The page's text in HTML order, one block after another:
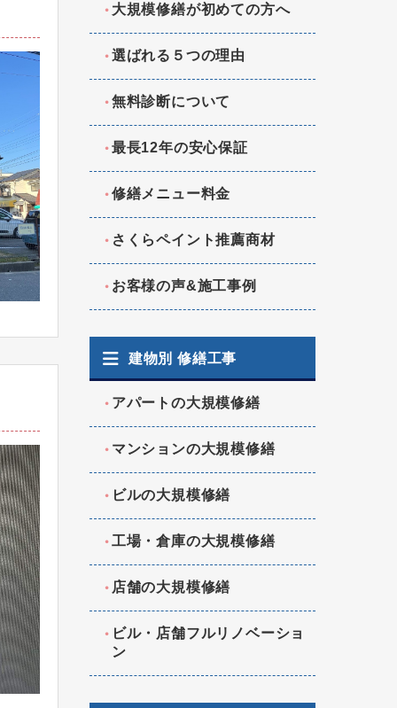
大規模修繕が初めての方へ
選ばれる５つの理由
無料診断について
最長12年の安心保証
修繕メニュー料金
さくらペイント推薦商材
お客様の声&施工事例
建物別 修繕工事
アパートの大規模修繕
マンションの大規模修繕
ビルの大規模修繕
工場・倉庫の大規模修繕
店舗の大規模修繕
ビル・店舗フルリノベーショ
ン